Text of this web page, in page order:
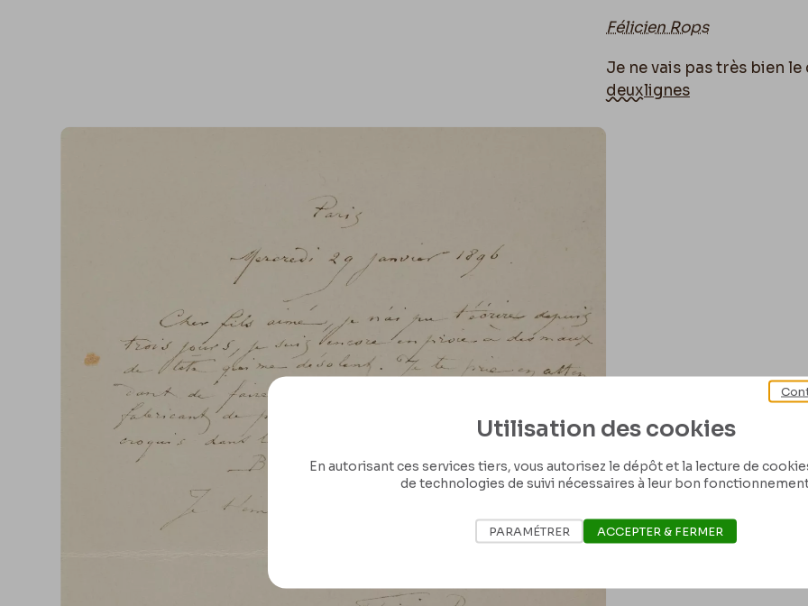
Félicien Rops
Je ne vais pas très bien
deuxlignes
Utilisation des cookies
En autorisant ces services tiers, vous autorisez le dépôt et la lecture de
de technologies de suivi nécessaires à leur bon
PARAMÉTRER ACCEPTER & FERMER